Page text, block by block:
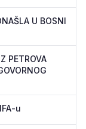
U BOSNI
PETROVA
u